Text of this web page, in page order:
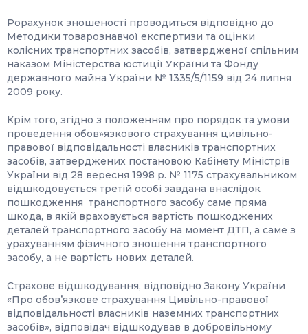
Рорахунок зношеності проводиться відповідно до
Методики товарознавчої експертизи та оцінки
колісних транспортних засобів, затвердженої спільним
наказом Міністерства юстиції України та Фонду
державного майна України № 1335/5/1159 від 24 липня
2009 року.
Крім того, згідно з положенням про порядок та умови
проведення обов»язкового страхування цивільно-
правової відповідальності власників транспортних
засобів, затверджених постановою Кабінету Міністрів
України від 28 вересня 1998 р. № 1175 страхувальником
відшкодовується третій особі завдана внаслідок
пошкодження транспортного засобу саме пряма
шкода, в якій враховується вартість пошкоджених
деталей транспортного засобу на момент ДТП, а саме з
урахуванням фізичного зношення транспортного
засобу, а не вартість нових деталей.
Страхове відшкодування, відповідно Закону України
«Про обов’язкове страхування Цивільно-правової
відповідальності власників наземних транспортних
засобів», відповідач відшкодував в добровільному